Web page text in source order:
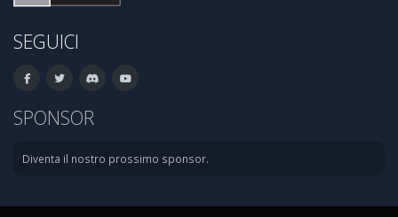
SEGUICI
SPONSOR
Diventa il nostro prossimo sponsor.